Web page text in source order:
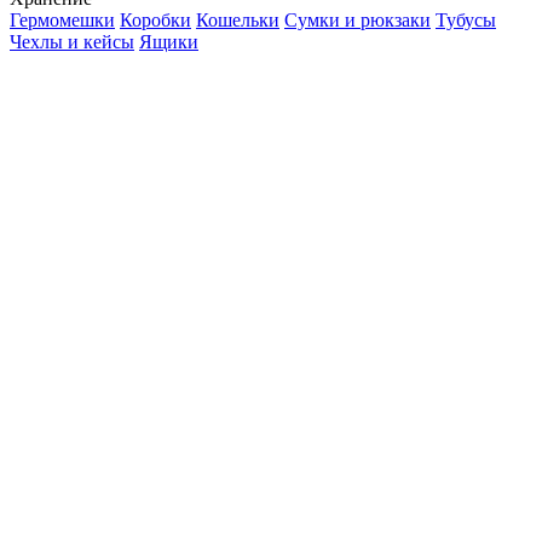
Гермомешки Коробки Кошельки Сумки и рюкзаки Тубусы
Чехлы и кейсы Ящики